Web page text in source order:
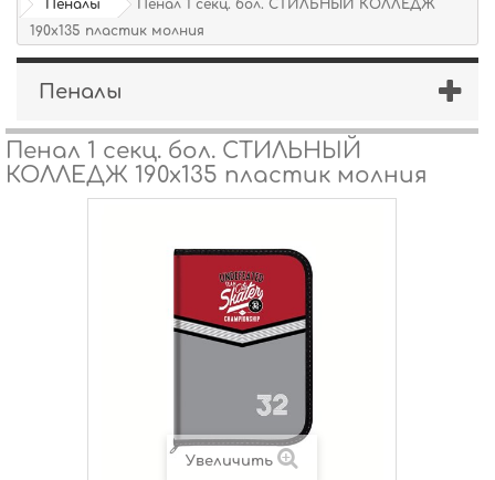
Пеналы
Пенал 1 секц. бол. СТИЛЬНЫЙ КОЛЛЕДЖ
190х135 пластик молния
Пеналы
Пенал 1 секц. бол. СТИЛЬНЫЙ
КОЛЛЕДЖ 190х135 пластик молния
Увеличить